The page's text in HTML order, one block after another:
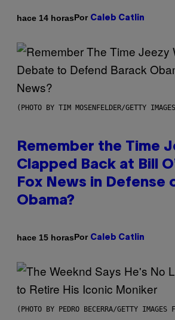
hace 14 horasPor Caleb Catlin
(PHOTO BY TIM MOSENFELDER/GETTY
Remember the Time
Clapped Back at Bill
Fox News in Defense
Obama?
hace 15 horasPor Caleb Catlin
(PHOTO BY PEDRO BECERRA/GETTY